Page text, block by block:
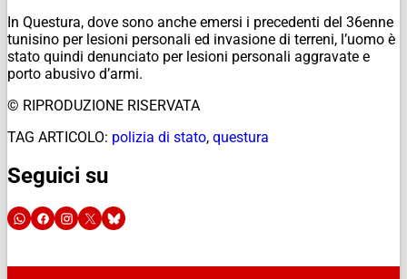
In Questura, dove sono anche emersi i precedenti del 36enne
tunisino per lesioni personali ed invasione di terreni, l’uomo è
stato quindi denunciato per lesioni personali aggravate e
porto abusivo d’armi.
© RIPRODUZIONE RISERVATA
TAG ARTICOLO: polizia di stato, questura
Seguici su